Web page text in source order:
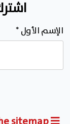
الإسم الأول*